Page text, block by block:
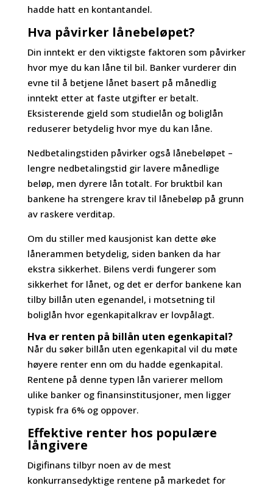
hadde hatt en kontantandel.
Hva påvirker lånebeløpet?
Din inntekt er den viktigste faktoren som påvirker
hvor mye du kan låne til bil. Banker vurderer din
evne til å betjene lånet basert på månedlig
inntekt etter at faste utgifter er betalt.
Eksisterende gjeld som studielån og boliglån
reduserer betydelig hvor mye du kan låne.
Nedbetalingstiden påvirker også lånebeløpet –
lengre nedbetalingstid gir lavere månedlige
beløp, men dyrere lån totalt. For bruktbil kan
bankene ha strengere krav til lånebeløp på grunn
av raskere verditap.
Om du stiller med kausjonist kan dette øke
lånerammen betydelig, siden banken da har
ekstra sikkerhet. Bilens verdi fungerer som
sikkerhet for lånet, og det er derfor bankene kan
tilby billån uten egenandel, i motsetning til
boliglån hvor egenkapitalkrav er lovpålagt.
Hva er renten på billån uten egenkapital?
Når du søker billån uten egenkapital vil du møte
høyere renter enn om du hadde egenkapital.
Rentene på denne typen lån varierer mellom
ulike banker og finansinstitusjoner, men ligger
typisk fra 6% og oppover.
Effektive renter hos populære
långivere
Digifinans tilbyr noen av de mest
konkurransedyktige rentene på markedet for